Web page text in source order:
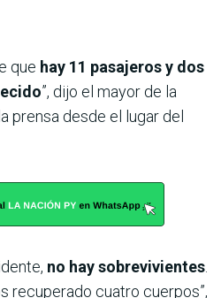
que hay 11 pasajeros y dos
”, dijo el mayor de la
prensa desde el lugar del
no hay sobrevivientes
recuperado cuatro cuerpos”,